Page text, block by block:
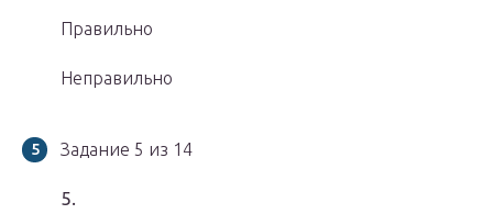
Правильно
Неправильно
Задание 5 из 14
5.